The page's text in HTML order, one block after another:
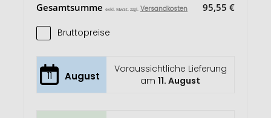
Gesamtsumme exkl. MwSt. zzgl. Versandkosten 95,55 €
Bruttopreise
11 August
Voraussichtliche Lieferung
am11. August